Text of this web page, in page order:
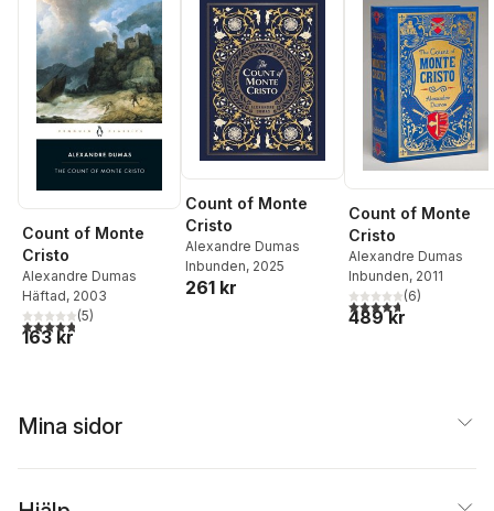
Count of Monte
Cristo
Alexandre Dumas
Häftad, 2003
4,8utav 5 stjärnor. Totalt antal röster:
(5)
163 kr
Count of Monte
Cristo
Alexandre Dumas
Inbunden, 2025
261 kr
Count of Monte
Cristo
Alexandre Dumas
Inbunden, 2011
4,7utav 5 stjärnor.
(6)
489 kr
Mina sidor